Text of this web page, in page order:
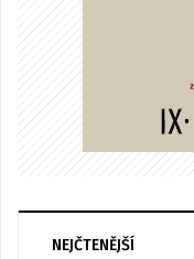
NEJČTENĚJŠÍ